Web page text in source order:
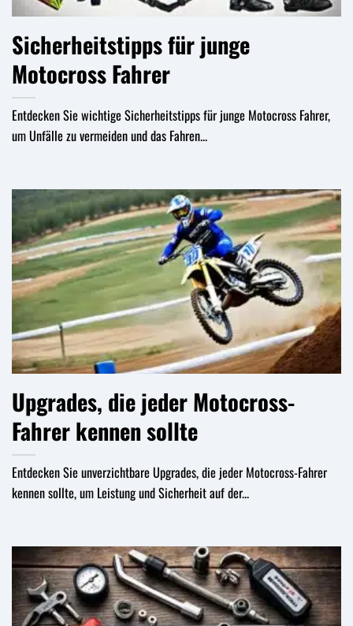
Sicherheitstipps für junge
Motocross Fahrer
Entdecken Sie wichtige Sicherheitstipps für junge Motocross Fahrer,
um Unfälle zu vermeiden und das Fahren...
Upgrades, die jeder Motocross-
Fahrer kennen sollte
Entdecken Sie unverzichtbare Upgrades, die jeder Motocross-Fahrer
kennen sollte, um Leistung und Sicherheit auf der...